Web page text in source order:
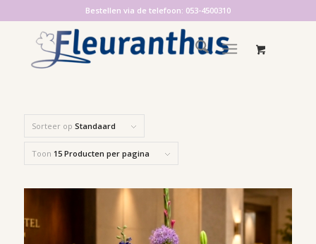
Bestellen via de telefoon: 053-4500310
Sorteer op Standaard
Toon 15 Producten per pagina